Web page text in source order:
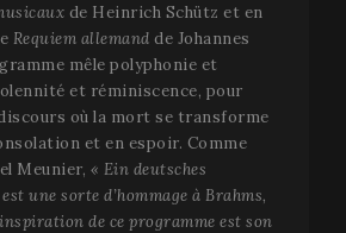
de Heinrich Schütz et en
Requiem allemand de Johannes
mêle polyphonie et
et réminiscence, pour
où la mort se transforme
et en espoir. Comme
Meunier, « Ein deutsches
une sorte d’hommage à Brahms,
de ce programme est son